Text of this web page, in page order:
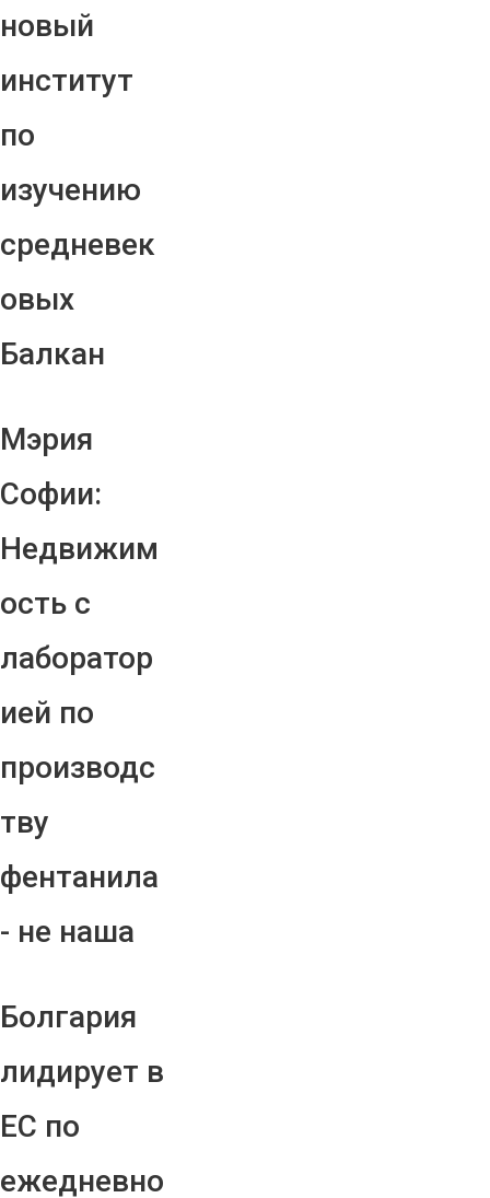
новый
институт
по
изучению
средневек
овых
Балкан
Мэрия
Софии:
Недвижим
ость с
лаборатор
ией по
производс
тву
фентанила
- не наша
Болгария
лидирует в
ЕС по
ежедневно